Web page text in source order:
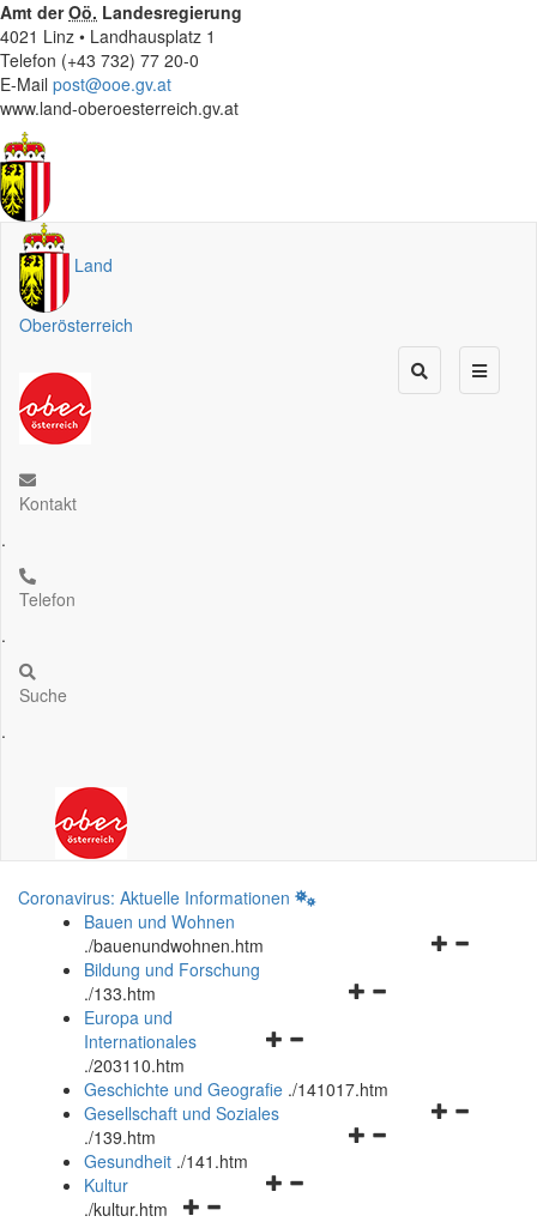
Amt derOö. Landesregierung
4021 Linz • Landhausplatz 1
Telefon (+43 732) 77 20-0
E-Mail post@ooe.gv.at
www.land-oberoesterreich.gv.at
Land
Oberösterreich
Kontakt
.
Telefon
.
Suche
.
Coronavirus: Aktuelle Informationen
Bauen und Wohnen
./bauenundwohnen.htm
Navigationsmenü
Bildung und Forschung
./133.htm
Navigationsmenü
und
schließen
Europa und
Internationales
./203110.htm
Geschichte und Geografie ./141017.htm
Navigationsmenü
Gesellschaft und Soziales
./139.htm
Navigationsmenü
Gesundheit ./141.htm
Navigationsmenü
Kultur
./kultur.htm